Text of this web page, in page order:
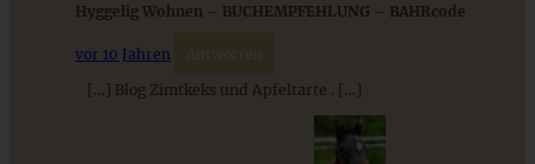
Hyggelig Wohnen – BUCHEMPFEHLUNG – BAHRcode
vor 10 Jahren Antworten
[…] Blog Zimtkeks und Apfeltarte . […]